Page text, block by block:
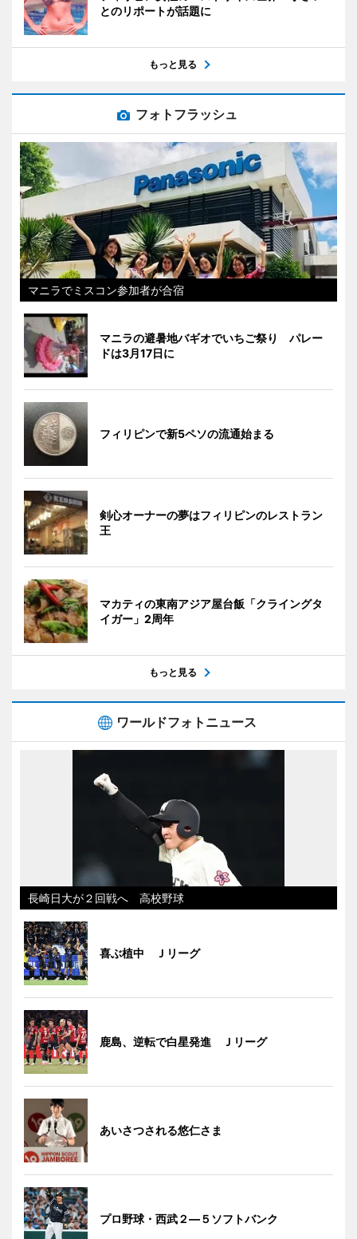
とのリポートが話題に
もっと見る
フォトフラッシュ
マニラでミスコン参加者が合宿
マニラの避暑地バギオでいちご祭り パレー
ドは3月17日に
フィリピンで新5ペソの流通始まる
剣心オーナーの夢はフィリピンのレストラン
王
マカティの東南アジア屋台飯「クライングタ
イガー」2周年
もっと見る
ワールドフォトニュース
長崎日大が２回戦へ 高校野球
喜ぶ植中 Ｊリーグ
鹿島、逆転で白星発進 Ｊリーグ
あいさつされる悠仁さま
プロ野球・西武２―５ソフトバンク